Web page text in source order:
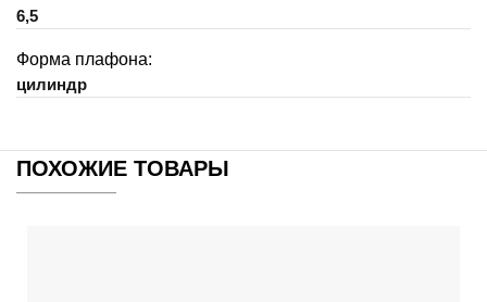
6,5
Форма плафона:
цилиндр
ПОХОЖИЕ ТОВАРЫ